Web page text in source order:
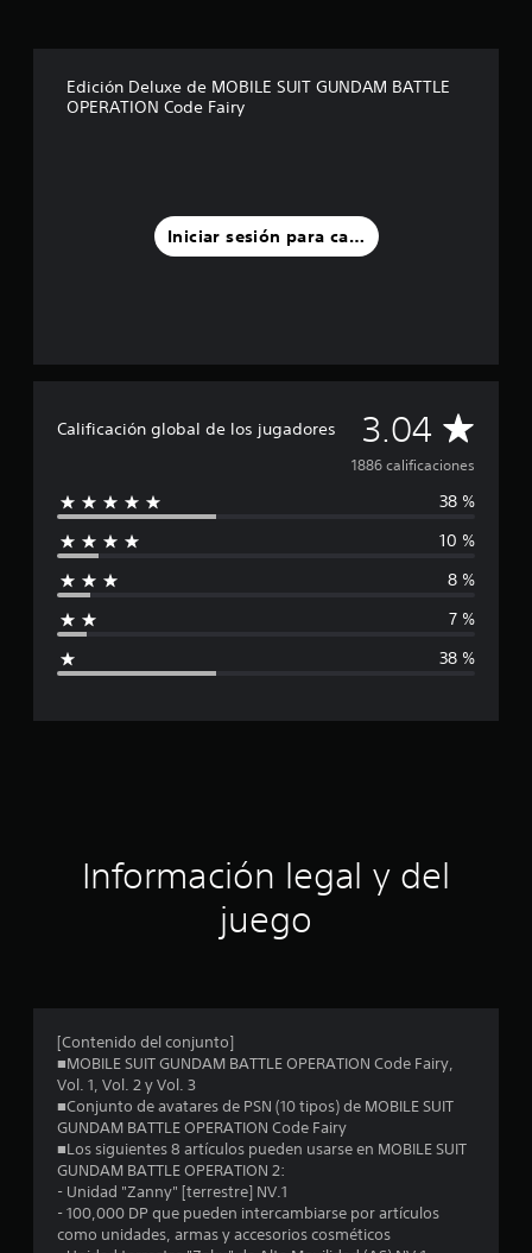
Edición Deluxe de MOBILE SUIT GUNDAM BATTLE
OPERATION Code Fairy
Iniciar sesión para calificar
Calificación global de los jugadores 3.04 C
a
l
i
a
ó
r
m
i
1886 calificaciones
38 %
10 %
8 %
7 %
38 %
Información legal y del
juego
[Contenido del conjunto]
■MOBILE SUIT GUNDAM BATTLE OPERATION Code Fairy,
Vol. 1, Vol. 2 y Vol. 3
■Conjunto de avatares de PSN (10 tipos) de MOBILE SUIT
GUNDAM BATTLE OPERATION Code Fairy
■Los siguientes 8 artículos pueden usarse en MOBILE SUIT
GUNDAM BATTLE OPERATION 2:
- Unidad "Zanny" [terrestre] NV.1
- 100,000 DP que pueden intercambiarse por artículos
como unidades, armas y accesorios cosméticos